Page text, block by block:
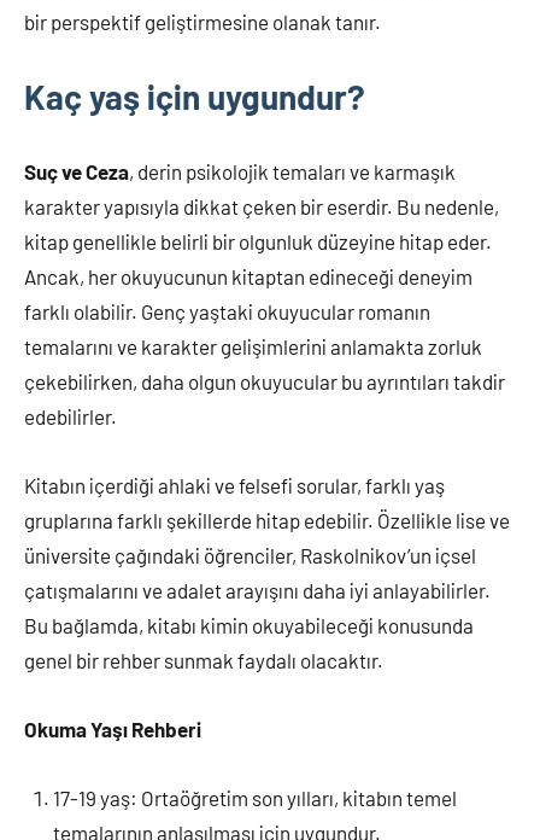
bir perspektif geliştirmesine olanak tanır.
Kaç yaş için uygundur?
Suç ve Ceza, derin psikolojik temaları ve karmaşık
karakter yapısıyla dikkat çeken bir eserdir. Bu nedenle,
kitap genellikle belirli bir olgunluk düzeyine hitap eder.
Ancak, her okuyucunun kitaptan edineceği deneyim
farklı olabilir. Genç yaştaki okuyucular romanın
temalarını ve karakter gelişimlerini anlamakta zorluk
çekebilirken, daha olgun okuyucular bu ayrıntıları takdir
edebilirler.
Kitabın içerdiği ahlaki ve felsefi sorular, farklı yaş
gruplarına farklı şekillerde hitap edebilir. Özellikle lise ve
üniversite çağındaki öğrenciler, Raskolnikov’un içsel
çatışmalarını ve adalet arayışını daha iyi anlayabilirler.
Bu bağlamda, kitabı kimin okuyabileceği konusunda
genel bir rehber sunmak faydalı olacaktır.
Okuma Yaşı Rehberi
17-19 yaş: Ortaöğretim son yılları, kitabın temel
temalarının anlaşılması için uygundur.